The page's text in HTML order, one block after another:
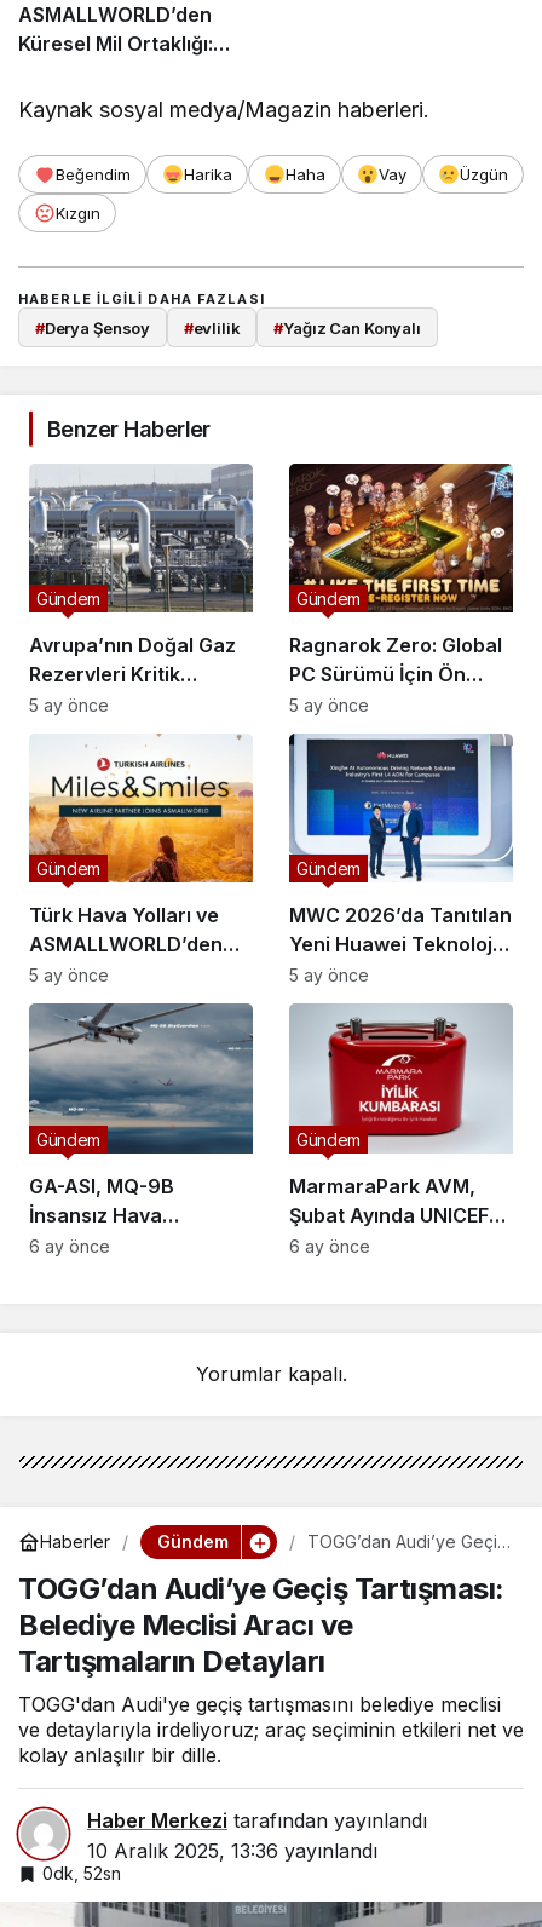
ASMALLWORLD’den
Küresel Mil Ortaklığı:
Kaynak sosyal medya/Magazin haberleri.
Beğendim Harika Haha Vay
Üzgün
Kızgın
HABERLE ILGILI DAHA FAZLASI
#Derya Şensoy #evlilik #Yağız Can Konyalı
Benzer Haberler
Avrupa’nın Doğal Gaz
Rezervleri Kritik
Düzeye Geriledi
Gündem
5 ay önce
Ragnarok Zero: Global
PC Sürümü İçin Ön
Kayıtlar Başladı
Gündem
5 ay önce
Türk Hava Yolları ve
ASMALLWORLD’den
Küresel Mil Ortaklığı:
Üyelere Neler
Sunuluyor?
Gündem
5 ay önce
MWC 2026’da Tanıtılan
Yeni Huawei Teknolojisi
Kampüs Ağlarını Nasıl
Değiştirecek?
Gündem
5 ay önce
GA-ASI, MQ-9B
İnsansız Hava
Araçlarına Uzun
Gündem
6 ay önce
MarmaraPark AVM,
Şubat Ayında UNICEF
ile Çocuklar İçin Bağış
Gündem
6 ay önce
Yorumlar kapalı.
Haberler Gündem
TOGG’dan Audi’ye Geçiş
Meclisi Aracı ve
Tartışmaların Detayları
TOGG’dan Audi’ye Geçiş Tartışması:
Belediye Meclisi Aracı ve
Tartışmaların Detayları
TOGG'dan Audi'ye geçiş tartışmasını belediye meclisi
ve detaylarıyla irdeliyoruz; araç seçiminin etkileri net ve
kolay anlaşılır bir dille.
Haber Merkezi tarafından yayınlandı
10 Aralık 2025, 13:36 yayınlandı
0dk, 52sn